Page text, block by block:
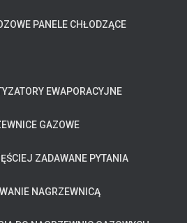
PANELE CHŁODZĄCE
EWAPORACYJNE
GAZOWE
ZADAWANE PYTANIA
NAGRZEWNICĄ